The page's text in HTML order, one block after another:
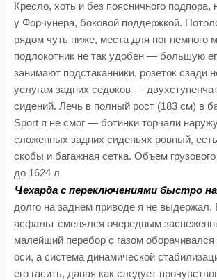
Кресло, хоть и без поясничного
у Форчунера, боковой поддержкой.
рядом чуть ниже, места для ног немного
подлокотник не так удобен — большую
занимают подстаканники, розеток сзади
услугам задних седоков —
сидений. Лечь в полный рост (183 см) в
Sport я не смог — ботинки торчали
сложенных задних сиденьях ровный,
скобы и багажная сетка. Объем
до 1624 л
Чехарда с переключениями быстро
долго на заднем приводе я не выдержал.
асфальт сменялся очередным
малейший перебор с газом оборачивался
оси, а система динамической
его гасить, давая как следует